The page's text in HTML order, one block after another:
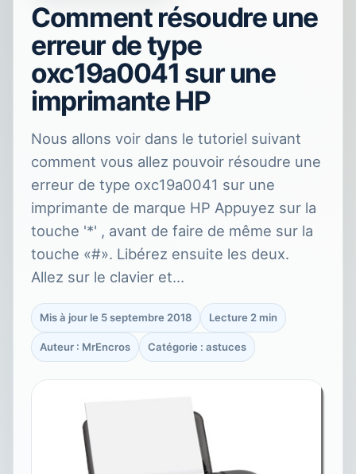
Comment résoudre une
erreur de type
oxc19a0041 sur une
imprimante HP
Nous allons voir dans le tutoriel suivant
comment vous allez pouvoir résoudre une
erreur de type oxc19a0041 sur une
imprimante de marque HP Appuyez sur la
touche '*' , avant de faire de même sur la
touche «#». Libérez ensuite les deux.
Allez sur le clavier et…
Mis à jour le 5 septembre 2018 Lecture 2 min
Auteur : MrEncros Catégorie : astuces